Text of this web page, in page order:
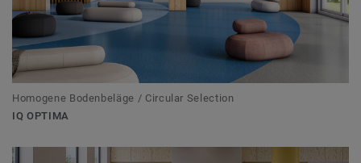
Homogene Bodenbeläge / Circular Selection
IQ OPTIMA